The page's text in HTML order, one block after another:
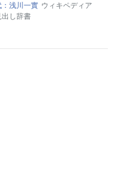
：浅川一實 ウィキペディア
出し辞書